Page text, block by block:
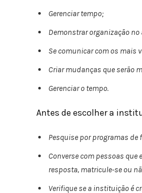
Gerenciar tempo;
Demonstrar organização
Se comunicar com os mais
Criar mudanças que serão
Gerenciar o tempo.
Antes de escolher a
Pesquise por programas
Converse com pessoas
resposta, matricule-se ou
Verifique se a instituição é